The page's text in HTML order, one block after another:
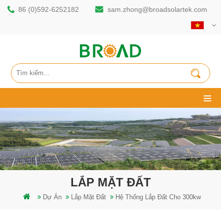
86 (0)592-6252182 sam.zhong@broadsolartek.com
LẮP MẶT ĐẤT
Dự Án Lắp Mặt Đất Hệ Thống Lắp Đất Cho 300kw